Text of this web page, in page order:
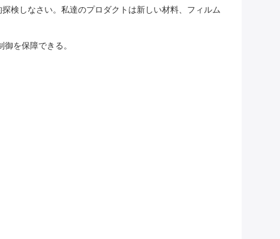
検しなさい。私達のプロダクトは新しい材料、フィルム
を保障できる。